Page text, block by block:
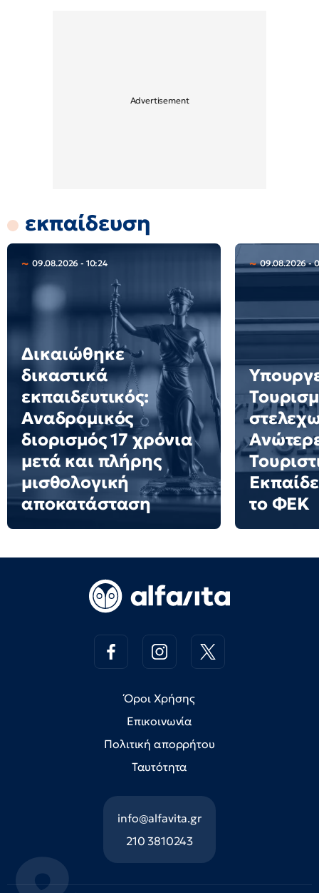
εκπαίδευση
09.08.2026 - 10:24
Δικαιώθηκε
δικαστικά
εκπαιδευτικός:
Αναδρομικός
διορισμός 17 χρόνια
μετά και πλήρης
μισθολογική
αποκατάσταση
09.08.2026 -
το ΦΕΚ
Όροι Χρήσης
Επικοινωνία
Πολιτική απορρήτου
Ταυτότητα
info@alfavita.gr
210 3810243